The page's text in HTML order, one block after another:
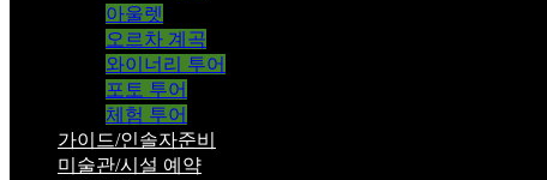
아울렛
오르차 계곡
와이너리 투어
포토 투어
체험 투어
가이드/인솔자준비
미술관/시설 예약